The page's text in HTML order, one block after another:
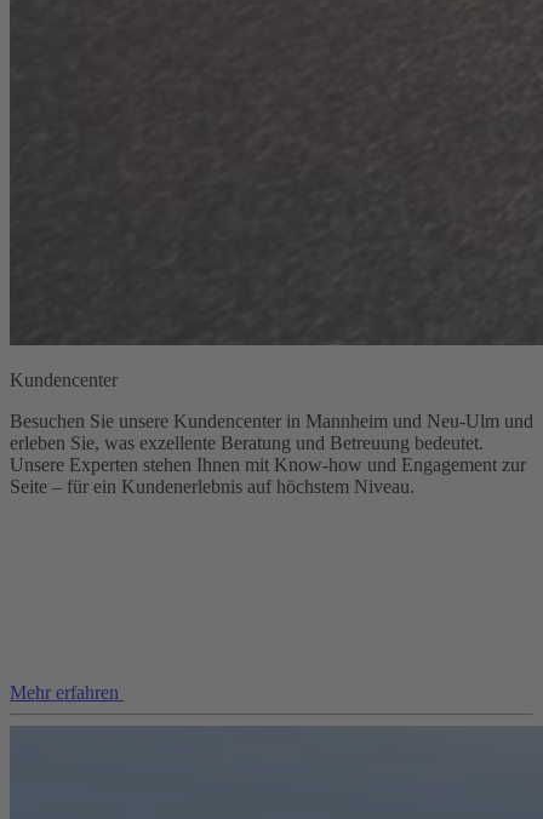
Kundencenter
Besuchen Sie unsere Kundencenter in Mannheim und Neu-Ulm und
erleben Sie, was exzellente Beratung und Betreuung bedeutet.
Unsere Experten stehen Ihnen mit Know-how und Engagement zur
Seite – für ein Kundenerlebnis auf höchstem Niveau.
Mehr erfahren